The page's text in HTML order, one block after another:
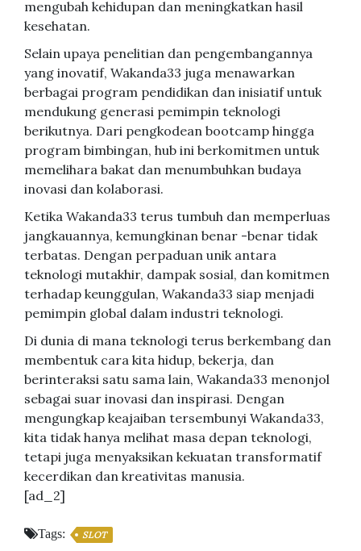
mengubah kehidupan dan meningkatkan hasil
kesehatan.
Selain upaya penelitian dan pengembangannya
yang inovatif, Wakanda33 juga menawarkan
berbagai program pendidikan dan inisiatif untuk
mendukung generasi pemimpin teknologi
berikutnya. Dari pengkodean bootcamp hingga
program bimbingan, hub ini berkomitmen untuk
memelihara bakat dan menumbuhkan budaya
inovasi dan kolaborasi.
Ketika Wakanda33 terus tumbuh dan memperluas
jangkauannya, kemungkinan benar -benar tidak
terbatas. Dengan perpaduan unik antara
teknologi mutakhir, dampak sosial, dan komitmen
terhadap keunggulan, Wakanda33 siap menjadi
pemimpin global dalam industri teknologi.
Di dunia di mana teknologi terus berkembang dan
membentuk cara kita hidup, bekerja, dan
berinteraksi satu sama lain, Wakanda33 menonjol
sebagai suar inovasi dan inspirasi. Dengan
mengungkap keajaiban tersembunyi Wakanda33,
kita tidak hanya melihat masa depan teknologi,
tetapi juga menyaksikan kekuatan transformatif
kecerdikan dan kreativitas manusia.
[ad_2]
Tags: SLOT